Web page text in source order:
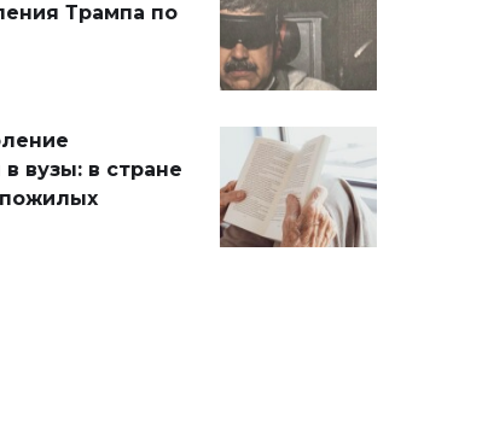
Трампа по
вузы: в стране